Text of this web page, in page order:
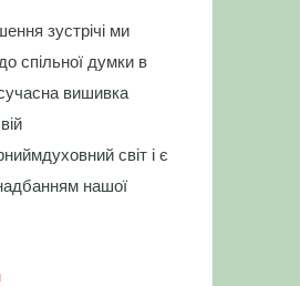
зустрічі ми
спільної думки в
вишивка
світ і є
нашої